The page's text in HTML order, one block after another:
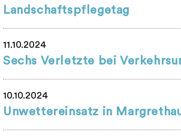
Landschaftspflegetag
11.10.2024
Sechs Verletzte bei
10.10.2024
Unwettereinsatz in